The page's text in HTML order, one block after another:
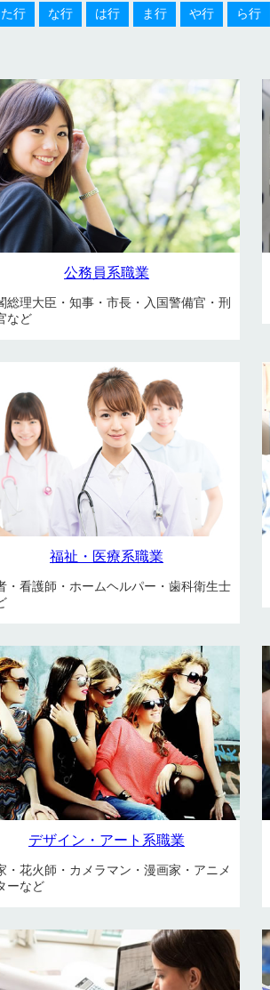
た行 な行 は行 ま行 や行 ら行
公務員系職業
総理大臣・知事・市長・入国警備官・刑
など
福祉・医療系職業
・看護師・ホームヘルパー・歯科衛生士
デザイン・アート系職業
・花火師・カメラマン・漫画家・アニメ
ーなど